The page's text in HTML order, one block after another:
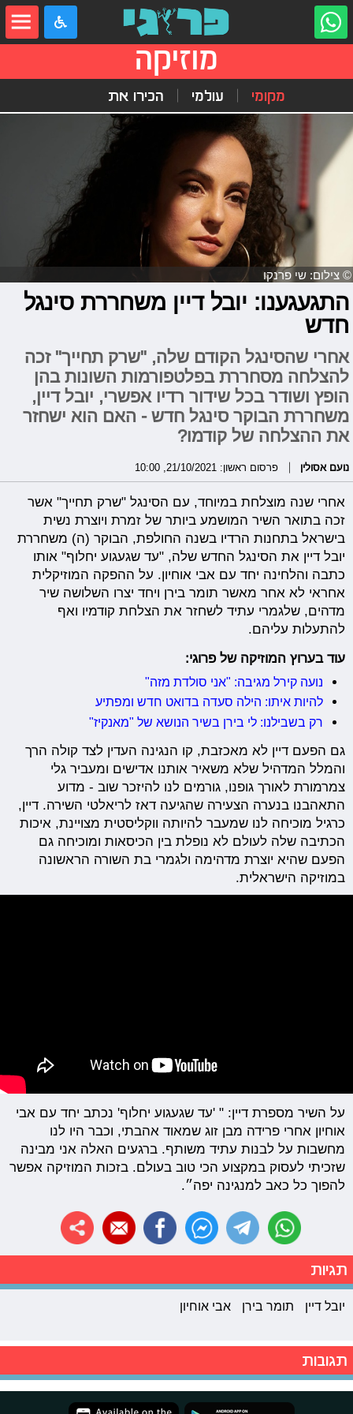
מוזיקה
מקומי עולמי הכירו את
© צילום: שי פרנקו
התגעגענו: יובל דיין משחררת סינגל
חדש
אחרי שהסינגל הקודם שלה, "שרק תחייך" זכה
להצלחה מסחררת בפלטפורמות השונות בהן
הופץ ושודר בכל שידור רדיו אפשרי, יובל דיין,
משחררת הבוקר סינגל חדש - האם הוא ישחזר
את ההצלחה של קודמו?
נועם אסולין פרסום ראשון: 21/10/2021, 10:00
אחרי שנה מוצלחת במיוחד, עם הסינגל "שרק תחייך" אשר
זכה בתואר השיר המושמע ביותר של זמרת ויוצרת נשית
בישראל בתחנות הרדיו בשנה החולפת, הבוקר (ה) משחררת
יובל דיין את הסינגל החדש שלה, "עד שגעגוע יחלוף" אותו
כתבה והלחינה יחד עם אבי אוחיון. על ההפקה המוזיקלית
אחראי לא אחר מאשר תומר בירן ויחד יצרו השלושה שיר
מדהים, שלגמרי עתיד לשחזר את הצלחת קודמיו ואף
להתעלות עליהם.
עוד בערוץ המוזיקה של פרוגי:
נועה קירל מגיבה: "אני סולדת מזה"
להיות איתו: הילה סעדה בדואט חדש ומפתיע
רק בשבילנו: לי בירן בשיר הנושא של "מאנקיז"
גם הפעם דיין לא מאכזבת, קו הנגינה העדין לצד קולה הרך
והמלל המדהיל שלא משאיר אותנו אדישים ומעביר גלי
צמרמורת לאורך גופנו, גורמים לנו להיזכר שוב - מדוע
התאהבנו בנערה הצעירה שהגיעה דאז לריאלטי השירה. דיין,
כרגיל מוכיחה לנו שמעבר להיותה ווקליסטית מצויינת, איכות
הכתיבה שלה לעולם לא נופלת בין הכיסאות ומוכיחה גם
הפעם שהיא יוצרת מדהימה ולגמרי בת השורה הראשונה
במוזיקה הישראלית.
על השיר מספרת דיין: " 'עד שגעגוע יחלוף' נכתב יחד עם אבי
אוחיון אחרי פרידה מבן זוג שמאוד אהבתי, וכבר היו לנו
מחשבות על לבנות עתיד משותף. ברגעים האלה אני מבינה
שזכיתי לעסוק במקצוע הכי טוב בעולם. בזכות המוזיקה אפשר
להפוך כל כאב למנגינה יפה״.
תגיות
יובל דיין תומר בירן אבי אוחיון
תגובות